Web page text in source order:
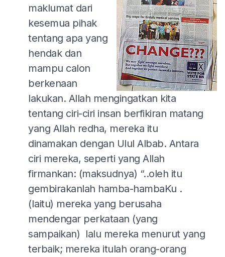
maklumat dari
kesemua pihak
tentang apa yang
hendak dan
mampu calon
berkenaan
lakukan. Allah mengingatkan kita
tentang ciri-ciri insan berfikiran matang
yang Allah redha, mereka itu
dinamakan dengan Ulul Albab. Antara
ciri mereka, seperti yang Allah
firmankan: (maksudnya) “..oleh itu
gembirakanlah hamba-hambaKu .
(Iaitu) mereka yang berusaha
mendengar perkataan (yang
sampaikan) lalu mereka menurut yang
terbaik; mereka itulah orang-orang